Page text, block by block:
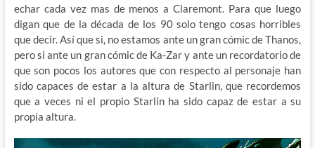
echar cada vez mas de menos a Claremont. Para que luego
digan que de la década de los 90 solo tengo cosas horribles
que decir. Así que si, no estamos ante un gran cómic de Thanos,
pero si ante un gran cómic de Ka-Zar y ante un recordatorio de
que son pocos los autores que con respecto al personaje han
sido capaces de estar a la altura de Starlin, que recordemos
que a veces ni el propio Starlin ha sido capaz de estar a su
propia altura.